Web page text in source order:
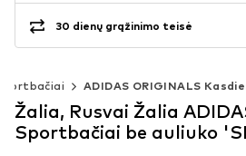
30 dienų grąžinimo teisė
ADIDAS ORIGINALS
Žalia, Rusvai Žalia
Sportbačiai be auliuko